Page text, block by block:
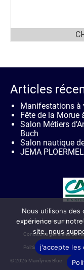
Articles
Manifestations à
Fête de la Morue
Salon Métiers
Buch
Salon nautique
JEMA
Moyen de paiement
Conditions générales de
Politique de confidentialité
© 2026 Mainlynes Blue
Nous utilisons des
expérience sur
site, nous
j'accepte les